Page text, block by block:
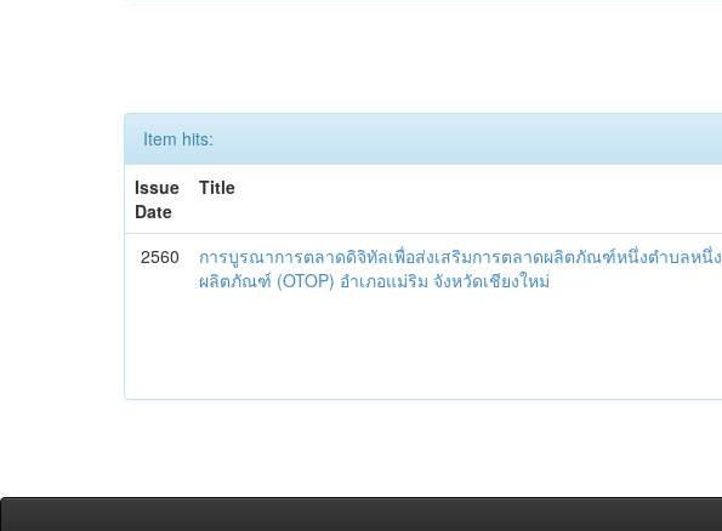
Item hits:
Issue
Date
Title
2560
การบูรณาการตลาดดิจิทัลเพื่อส่งเสริมการตลาดผลิตภัณฑ์หนึ่งตำบลหนึ่ง
ผลิตภัณฑ์ (OTOP) อำเภอแม่ริม จังหวัดเชียงใหม่